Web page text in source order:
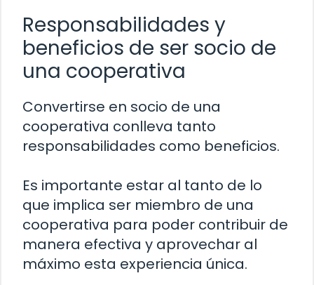
Responsabilidades y
beneficios de ser socio de
una cooperativa
Convertirse en socio de una
cooperativa conlleva tanto
responsabilidades como beneficios.
Es importante estar al tanto de lo
que implica ser miembro de una
cooperativa para poder contribuir de
manera efectiva y aprovechar al
máximo esta experiencia única.